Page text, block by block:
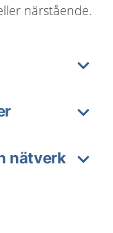
närstående.
nätverk